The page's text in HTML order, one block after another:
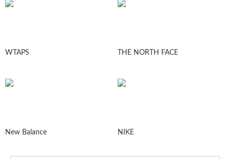
WTAPS THE NORTH FACE
New Balance NIKE